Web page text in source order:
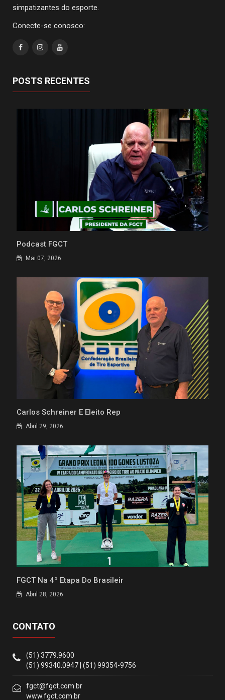
simpatizantes do esporte.
Conecte-se conosco:
POSTS RECENTES
Podcast FGCT
Mai 07, 2026
Carlos Schreiner É Eleito Rep
Abril 29, 2026
FGCT Na 4ª Etapa Do Brasileir
Abril 28, 2026
CONTATO
(51) 3779.9600
(51) 99340.0947 | (51) 99354-9756
fgct@fgct.com.br
www.fgct.com.br